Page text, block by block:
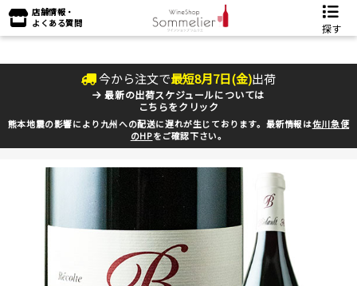
店舗情報・
よくある質問
探す
今から注文で最短8月7日(金)出荷
最新の出荷スケジュールについては
こちらをクリック
熊本地震の影響により九州への配送に遅れが生じております。最新情報は佐川急便
のHPをご確認下さい。